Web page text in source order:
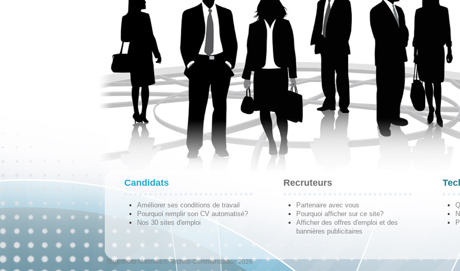
Candidats
Améliorer ses conditions de travail
Pourquoi remplir son CV automatisé?
Nos 30 sites d'emploi
Recruteurs
Partenaire avec vous
Pourquoi afficher sur ce site?
Afficher des offres d'emploi et des
bannières publicitaires
Tous droits réservés © Techno-Communication 2026